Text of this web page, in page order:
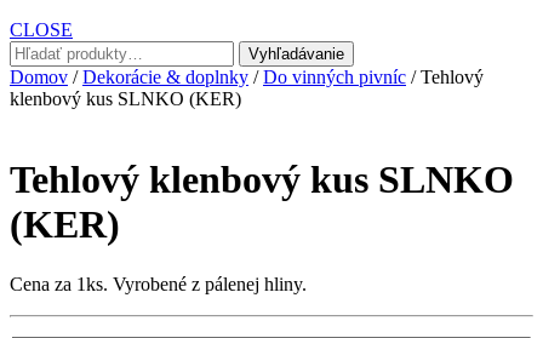
CLOSE
Hľadať:
Vyhľadávanie
Domov /Dekorácie & doplnky /Do vinných pivníc / Tehlový
klenbový kus SLNKO (KER)
Tehlový klenbový kus SLNKO
(KER)
Cena za 1ks. Vyrobené z pálenej hliny.